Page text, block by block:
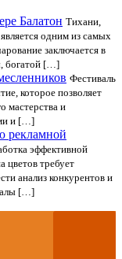
Балатон Тихани,
одним из самых
заключается в
богатой […]
Фестиваль
которое позволяет
мастерства и
и […]
рекламной
эффективной
цветов требует
анализ конкурентов и
[…]